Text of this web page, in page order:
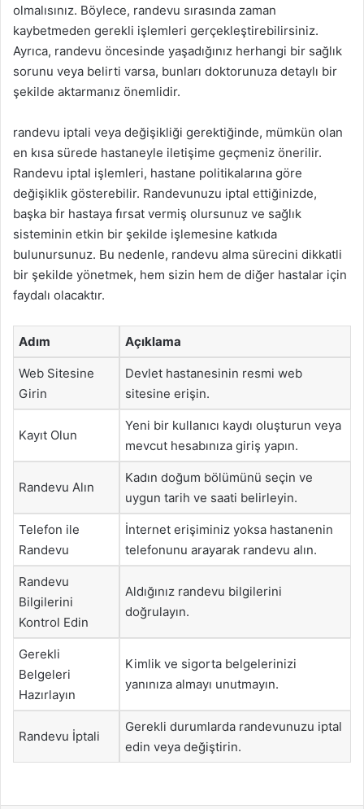
olmalısınız. Böylece, randevu sırasında zaman
kaybetmeden gerekli işlemleri gerçekleştirebilirsiniz.
Ayrıca, randevu öncesinde yaşadığınız herhangi bir sağlık
sorunu veya belirti varsa, bunları doktorunuza detaylı bir
şekilde aktarmanız önemlidir.
randevu iptali veya değişikliği gerektiğinde, mümkün olan
en kısa sürede hastaneyle iletişime geçmeniz önerilir.
Randevu iptal işlemleri, hastane politikalarına göre
değişiklik gösterebilir. Randevunuzu iptal ettiğinizde,
başka bir hastaya fırsat vermiş olursunuz ve sağlık
sisteminin etkin bir şekilde işlemesine katkıda
bulunursunuz. Bu nedenle, randevu alma sürecini dikkatli
bir şekilde yönetmek, hem sizin hem de diğer hastalar için
faydalı olacaktır.
Adım Açıklama
Web Sitesine
Girin
Devlet hastanesinin resmi web
sitesine erişin.
Kayıt Olun
Yeni bir kullanıcı kaydı oluşturun veya
mevcut hesabınıza giriş yapın.
Randevu Alın
Kadın doğum bölümünü seçin ve
uygun tarih ve saati belirleyin.
Telefon ile
Randevu
İnternet erişiminiz yoksa hastanenin
telefonunu arayarak randevu alın.
Randevu
Bilgilerini
Kontrol Edin
Aldığınız randevu bilgilerini
doğrulayın.
Gerekli
Belgeleri
Hazırlayın
Kimlik ve sigorta belgelerinizi
yanınıza almayı unutmayın.
Randevu İptali
Gerekli durumlarda randevunuzu iptal
edin veya değiştirin.